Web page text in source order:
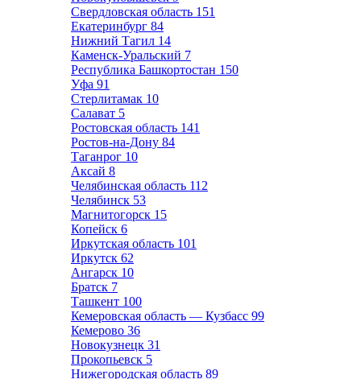
Свердловская область 151
Екатеринбург 84
Нижний Тагил 14
Каменск-Уральский 7
Республика Башкортостан 150
Уфа 91
Стерлитамак 10
Салават 5
Ростовская область 141
Ростов-на-Дону 84
Таганрог 10
Аксай 8
Челябинская область 112
Челябинск 53
Магнитогорск 15
Копейск 6
Иркутская область 101
Иркутск 62
Ангарск 10
Братск 7
Ташкент 100
Кемеровская область — Кузбасс 99
Кемерово 36
Новокузнецк 31
Прокопьевск 5
Нижегородская область 89